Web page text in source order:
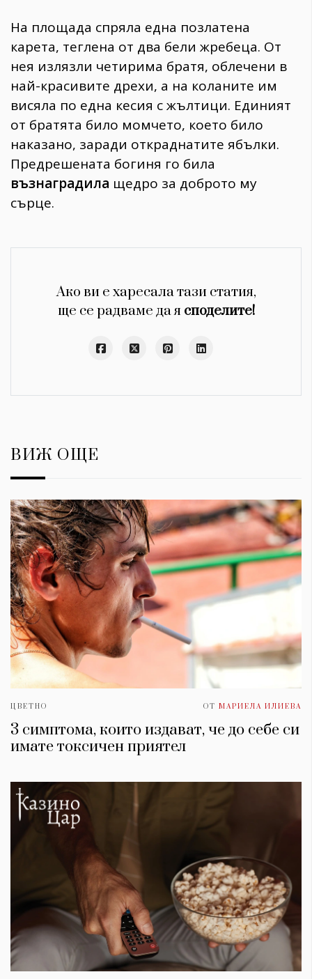
На площада спряла една позлатена
карета, теглена от два бели жребеца. От
нея излязли четирима братя, облечени в
най-красивите дрехи, а на коланите им
висяла по една кесия с жълтици. Единият
от братята било момчето, което било
наказано, заради откраднатите ябълки.
Предрешената богиня го била
възнаградила щедро за доброто му
сърце.
Ако ви е харесала тази статия,
ще се радваме да я споделите!
ВИЖ ОЩЕ
ЦВЕТНО ОТ МАРИЕЛА ИЛИЕВА
3 симптома, които издават, че до себе си
имате токсичен приятел